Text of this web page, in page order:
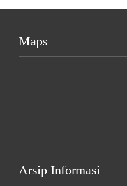
Maps
Arsip Informasi